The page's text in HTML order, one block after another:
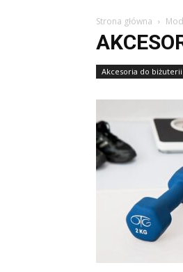
Strona główna
Akcesoria do biżuterii